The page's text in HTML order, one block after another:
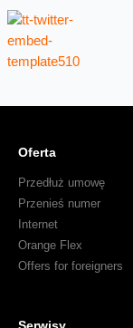
Oferta
Przedłuż umowę
Przenieś numer
Internet
Orange Flex
Offers for foreigners